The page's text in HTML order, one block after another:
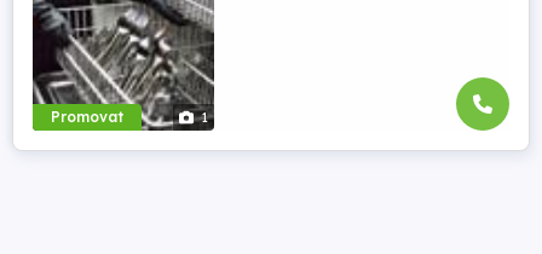
Promovat 1